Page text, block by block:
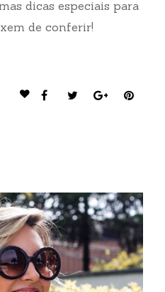
dicas especiais para
de conferir!